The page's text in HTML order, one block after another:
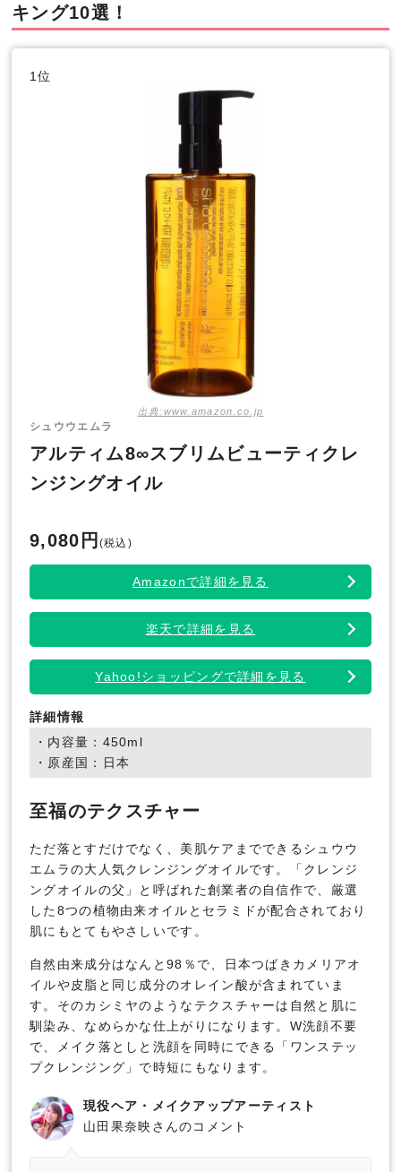
キング10選！
1位
出典:www.amazon.co.jp
シュウウエムラ
アルティム8∞スブリムビューティクレ
ンジングオイル
9,080円 (税込)
Amazonで詳細を見る
楽天で詳細を見る
Yahoo!ショッピングで詳細を見る
詳細情報
・内容量：450ml
・原産国：日本
至福のテクスチャー
ただ落とすだけでなく、美肌ケアまでできるシュウウ
エムラの大人気クレンジングオイルです。「クレンジ
ングオイルの父」と呼ばれた創業者の自信作で、厳選
した8つの植物由来オイルとセラミドが配合されており
肌にもとてもやさしいです。
自然由来成分はなんと98％で、日本つばきカメリアオ
イルや皮脂と同じ成分のオレイン酸が含まれていま
す。そのカシミヤのようなテクスチャーは自然と肌に
馴染み、なめらかな仕上がりになります。W洗顔不要
で、メイク落としと洗顔を同時にできる「ワンステッ
プクレンジング」で時短にもなります。
現役ヘア・メイクアップアーティスト
山田果奈映さんのコメント